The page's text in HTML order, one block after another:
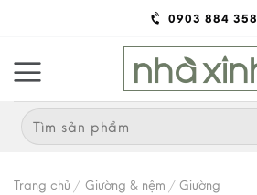
content
0903 884 358
Search
for:
Trang chủ / Giường & nệm / Giường